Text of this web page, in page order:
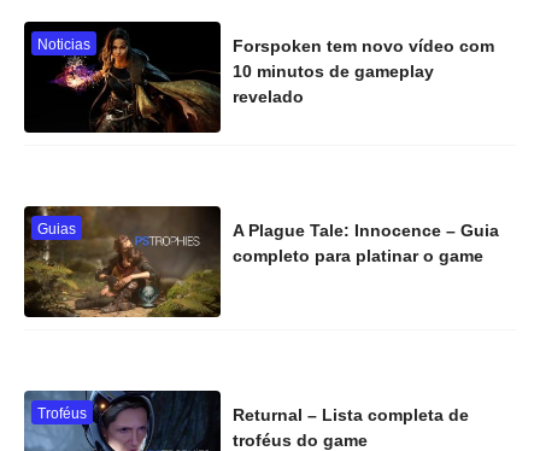
Noticias
Forspoken tem novo vídeo com
10 minutos de gameplay
revelado
Guias
A Plague Tale: Innocence – Guia
completo para platinar o game
Troféus
Returnal – Lista completa de
troféus do game